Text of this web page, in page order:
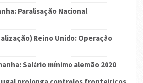
Paralisação Nacional
Reino Unido: Operação
Salário mínimo alemão 2020